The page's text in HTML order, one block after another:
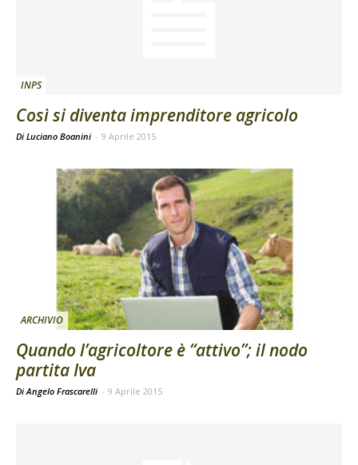
INPS
Così si diventa imprenditore agricolo
Di Luciano Boanini - 9 Aprile 2015
ARCHIVIO
Quando l’agricoltore è “attivo”; il nodo
partita Iva
Di Angelo Frascarelli - 9 Aprile 2015